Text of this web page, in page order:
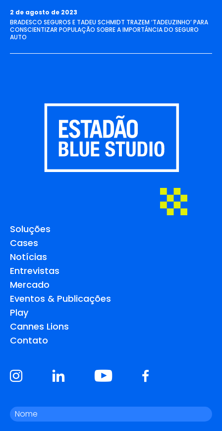
2 de agosto de 2023
BRADESCO SEGUROS E TADEU SCHMIDT TRAZEM ‘TADEUZINHO’ PARA
CONSCIENTIZAR POPULAÇÃO SOBRE A IMPORTÂNCIA DO SEGURO
AUTO
Soluções
Cases
Notícias
Entrevistas
Mercado
Eventos & Publicações
Play
Cannes Lions
Contato